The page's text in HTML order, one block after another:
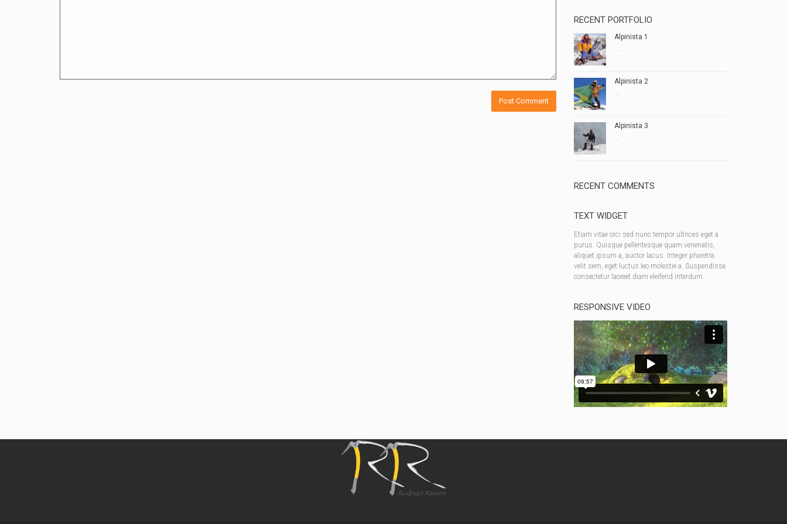
RECENT PORTFOLIO
Alpinista 1
...
Alpinista 2
...
Alpinista 3
...
RECENT COMMENTS
TEXT WIDGET
Etiam vitae orci sed nunc tempor ultrices eget a
purus. Quisque pellentesque quam venenatis,
aliquet ipsum a, auctor lacus. Integer pharetra
velit sem, eget luctus leo molestie a. Suspendisse
consectetur laoreet diam eleifend interdum.
RESPONSIVE VIDEO